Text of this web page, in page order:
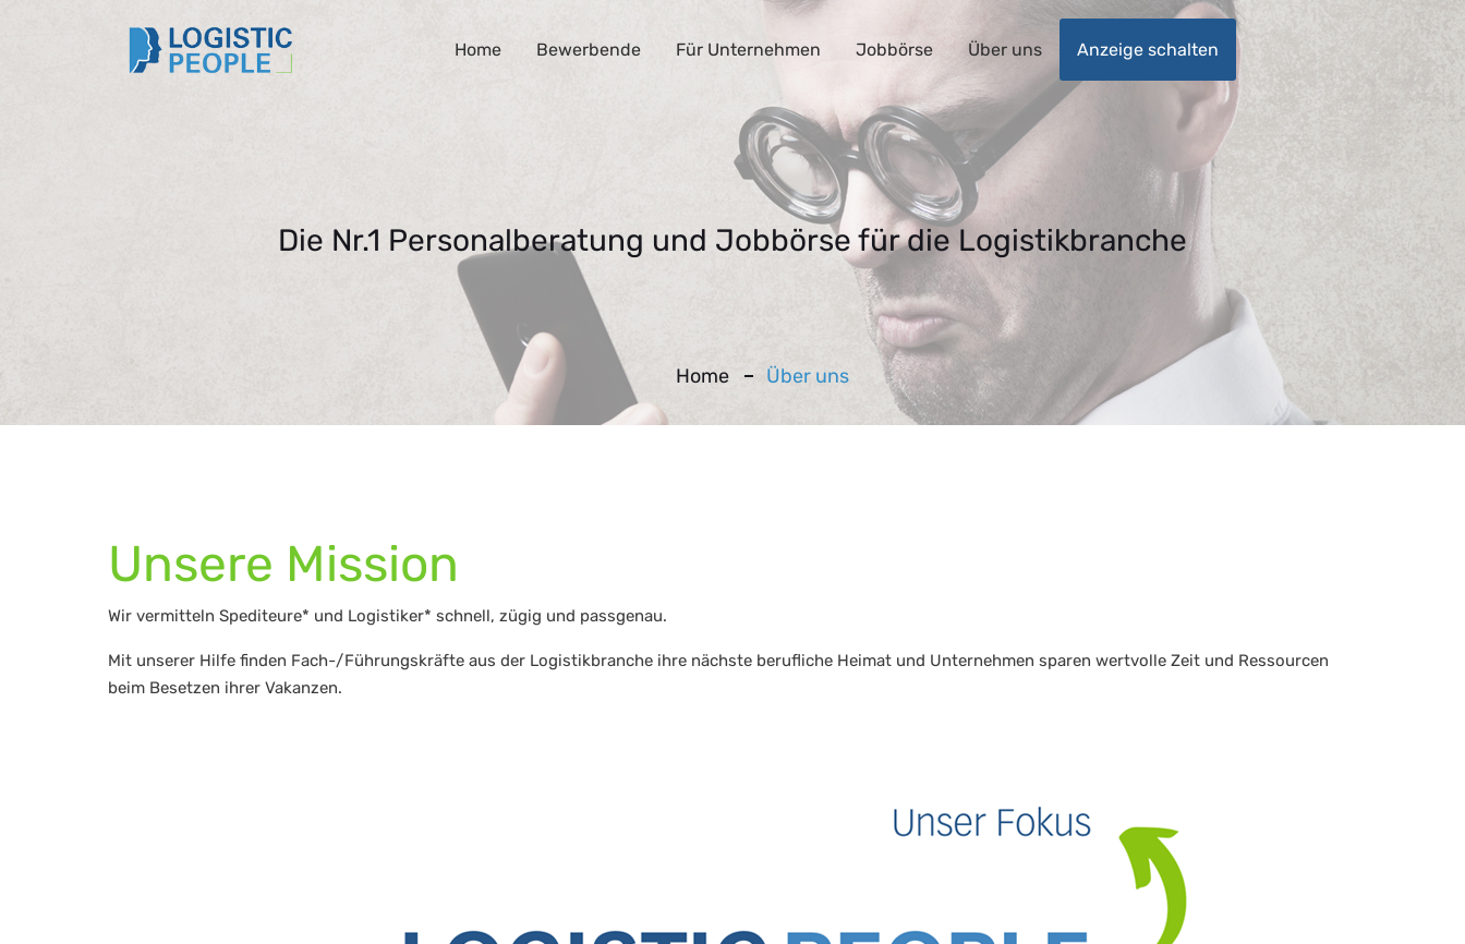
Home Bewerbende Für Unternehmen Jobbörse Über uns Anzeige schalten
Die Nr.1 Personalberatung und Jobbörse für die Logistikbranche
Home Über uns
Unsere Mission
Wir vermitteln Spediteure* und Logistiker* schnell, zügig und passgenau.
Mit unserer Hilfe finden Fach-/Führungskräfte aus der Logistikbranche ihre nächste berufliche Heimat und Unternehmen sparen wertvolle Zeit und Ressourcen
beim Besetzen ihrer Vakanzen.